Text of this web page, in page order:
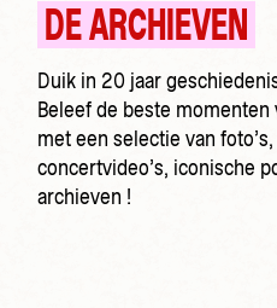
DE ARCHIEVEN
Duik in 20 jaar
Beleef de beste
met een selectie van
concertvideo’s, iconische
archieven !